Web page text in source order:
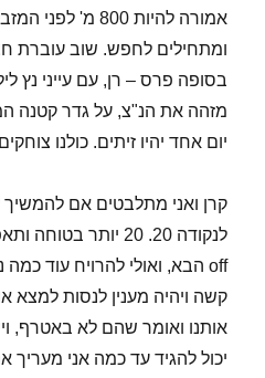
אמורה להיות 800 מ'
ומתחילים לחפש. שוב עוברת
בסופה פרס – רן, עם עייני נץ
מזהה את הנ"צ, על גדר קטנה
יום אחד יהיו זיתים. כולנו
קרן ואני מתלבטים אם להמשיך
קשה ויהיה מענין לנסות למצא
אותנו ואומר שהם לא באטרף,
יכול להגיד עד כמה אני